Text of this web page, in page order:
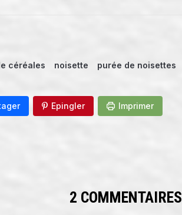
céréales noisette purée de noisettes
Epingler Imprimer
2 COMMENTAIRES